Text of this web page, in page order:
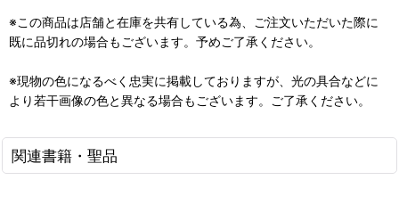
※この商品は店舗と在庫を共有している為、ご注文いただいた際に
既に品切れの場合もございます。予めご了承ください。
※現物の色になるべく忠実に掲載しておりますが、光の具合などに
より若干画像の色と異なる場合もございます。ご了承ください。
関連書籍・聖品